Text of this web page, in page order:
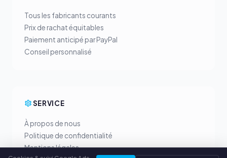
Tous les fabricants courants
Prix de rachat équitables
Paiement anticipé par PayPal
Conseil personnalisé
SERVICE
À propos de nous
Politique de confidentialité
Mentions légales